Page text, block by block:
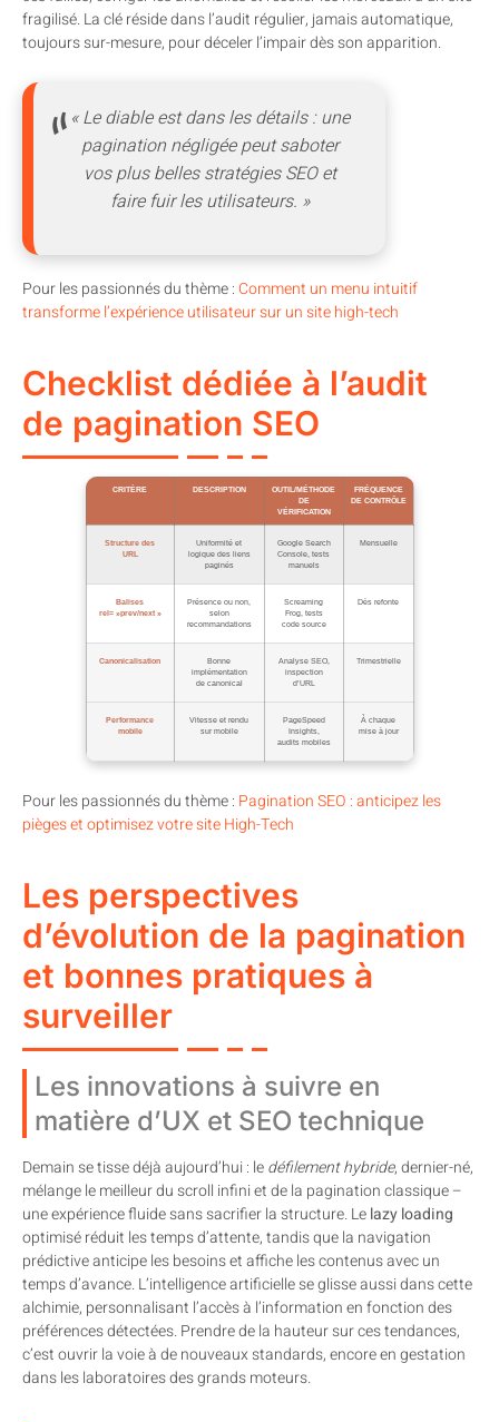
fragilisé. La clé réside dans l’audit régulier, jamais automatique,
toujours sur-mesure, pour déceler l’impair dès son apparition.
« Le diable est dans les détails : une
pagination négligée peut saboter
vos plus belles stratégies SEO et
faire fuir les utilisateurs. »
Pour les passionnés du thème :Comment un menu intuitif
transforme l’expérience utilisateur sur un site high-tech
Checklist dédiée à l’audit
de pagination SEO
CRITÈRE DESCRIPTION
OUTIL/MÉTHODE
DE
VÉRIFICATION
FRÉQUENCE
DE CONTRÔLE
Structure des
URL
Uniformité et
logique des liens
paginés
Google Search
Console, tests
manuels
Mensuelle
Balises
rel= »prev/next »
Présence ou non,
selon
recommandations
Screaming
Frog, tests
code source
Dès refonte
Canonicalisation
Bonne
implémentation
de canonical
Analyse SEO,
inspection
d’URL
Trimestrielle
Performance
mobile
Vitesse et rendu
sur mobile
PageSpeed
Insights,
audits mobiles
À chaque
mise à jour
Pour les passionnés du thème : Pagination SEO : anticipez les
pièges et optimisez votre site High-Tech
Les perspectives
d’évolution de la pagination
et bonnes pratiques à
surveiller
Les innovations à suivre en
matière d’UX et SEO technique
Demain se tisse déjà aujourd’hui : ledéfilement hybride, dernier-né,
mélange le meilleur du scroll infini et de la pagination classique –
une expérience fluide sans sacrifier la structure. Lelazy loading
optimisé réduit les temps d’attente, tandis que la navigation
prédictive anticipe les besoins et affiche les contenus avec un
temps d’avance. L’intelligence artificielle se glisse aussi dans cette
alchimie, personnalisant l’accès à l’information en fonction des
préférences détectées. Prendre de la hauteur sur ces tendances,
c’est ouvrir la voie à de nouveaux standards, encore en gestation
dans les laboratoires des grands moteurs.